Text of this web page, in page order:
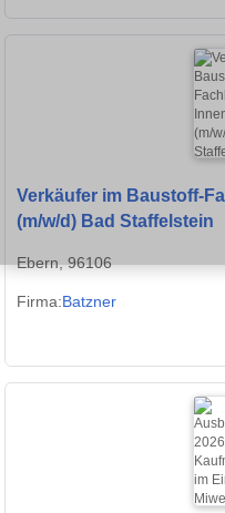
Verkäufer im Baustoff-
(m/w/d) Bad Staffelstein
Ebern, 96106
Firma:Batzner